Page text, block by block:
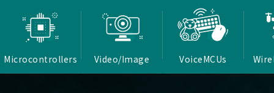
Microcontrollers Video/Image VoiceMCUs